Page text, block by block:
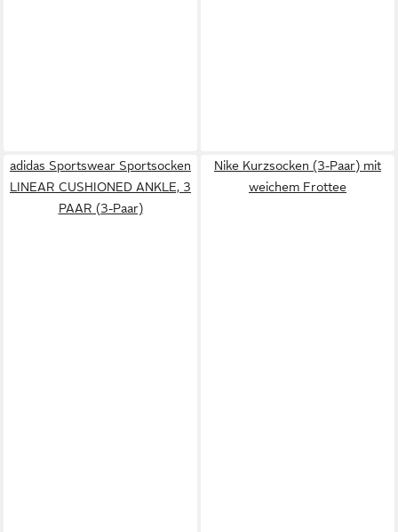
adidas Sportswear Sportsocken
LINEAR CUSHIONED ANKLE, 3
PAAR (3-Paar)
Nike Kurzsocken (3-Paar) mit
weichem Frottee